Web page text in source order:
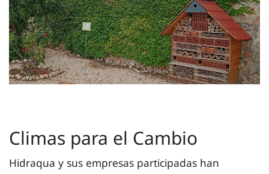
Climas para el Cambio
Hidraqua y sus empresas participadas han